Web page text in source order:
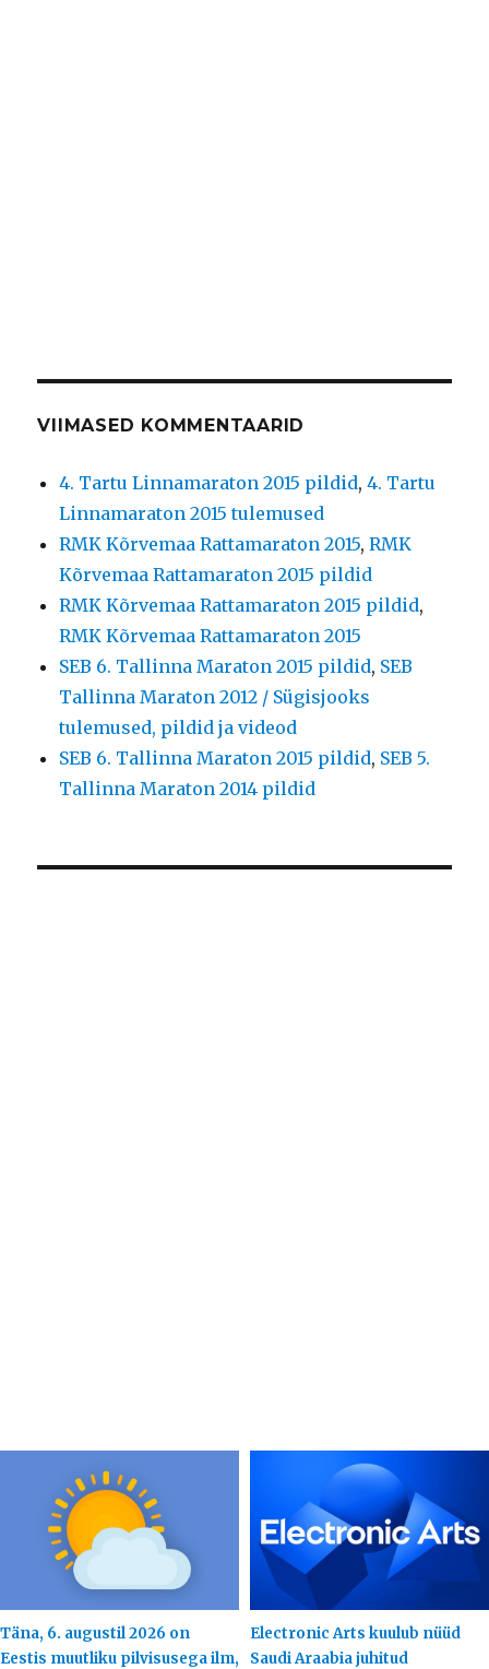
VIIMASED KOMMENTAARID
4. Tartu Linnamaraton 2015 pildid,4. Tartu
Linnamaraton 2015 tulemused
RMK Kõrvemaa Rattamaraton 2015,RMK
Kõrvemaa Rattamaraton 2015 pildid
RMK Kõrvemaa Rattamaraton 2015 pildid,
RMK Kõrvemaa Rattamaraton 2015
SEB 6. Tallinna Maraton 2015 pildid, SEB
Tallinna Maraton 2012 / Sügisjooks
tulemused, pildid ja videod
SEB 6. Tallinna Maraton 2015 pildid, SEB 5.
Tallinna Maraton 2014 pildid
Täna, 6. augustil 2026 on
Eestis muutliku pilvisusega ilm,
Electronic Arts kuulub nüüd
Saudi Araabia juhitud